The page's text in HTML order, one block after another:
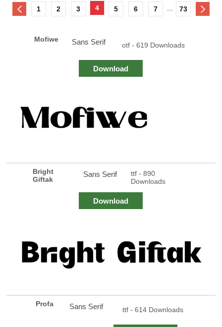
1 2 3 4 5 6 7 73
Mofiwe Sans Serif otf - 619 Downloads
Download
Bright
Giftak
Sans Serif
ttf - 890
Downloads
Download
Profa Sans Serif ttf - 614 Downloads